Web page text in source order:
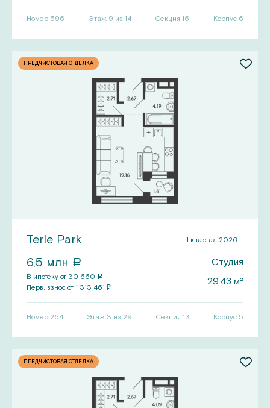
Номер 596 Этаж 9 из 14 Секция16 Корпус 6
ПРЕДЧИСТОВАЯ ОТДЕЛКА
Terle Park III квартал 2026 г.
6,5 млн a Студия
В ипотеку от 30 660 a
Перв. взнос от 1 313 461 ₽ 29,43 м²
Номер 264 Этаж 3 из 29 Секция 13 Корпус 5
ПРЕДЧИСТОВАЯ ОТДЕЛКА